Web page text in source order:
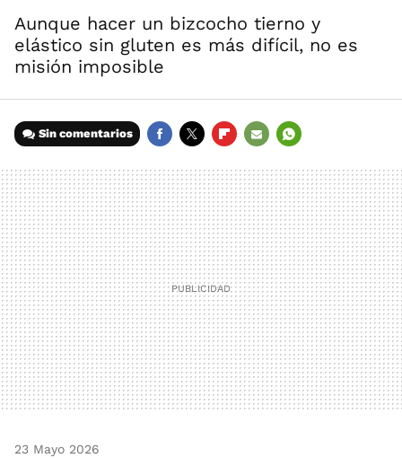
Aunque hacer un bizcocho tierno y
elástico sin gluten es más difícil, no es
misión imposible
Sin comentarios
MAIL
23 Mayo 2026